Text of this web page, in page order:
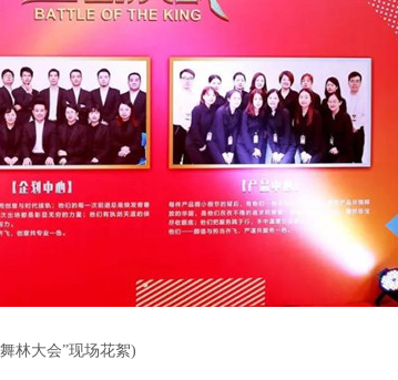
大会”现场花絮)